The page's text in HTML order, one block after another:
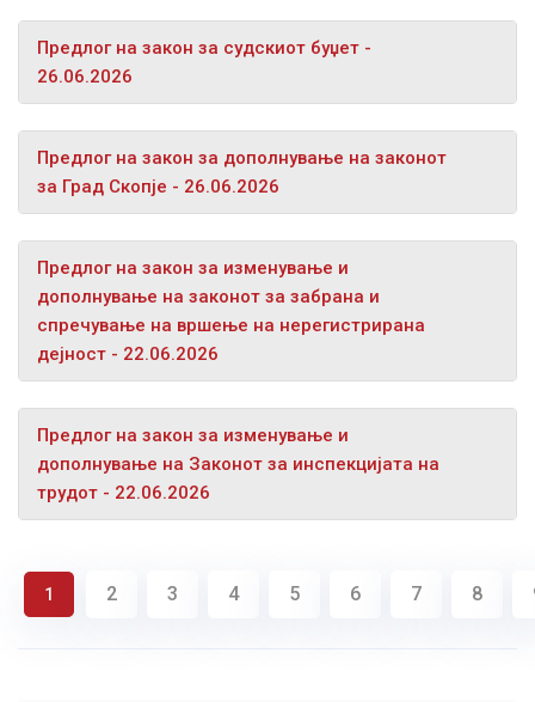
Предлог на закон за судскиот буџет -
26.06.2026
Предлог на закон за дополнување на законот
за Град Скопје - 26.06.2026
Предлог на закон за изменување и
дополнување на законот за забрана и
спречување на вршење на нерегистрирана
дејност - 22.06.2026
Предлог на закон за изменување и
дополнување на Законот за инспекцијата на
трудот - 22.06.2026
1 2 3 4 5 6 7 8